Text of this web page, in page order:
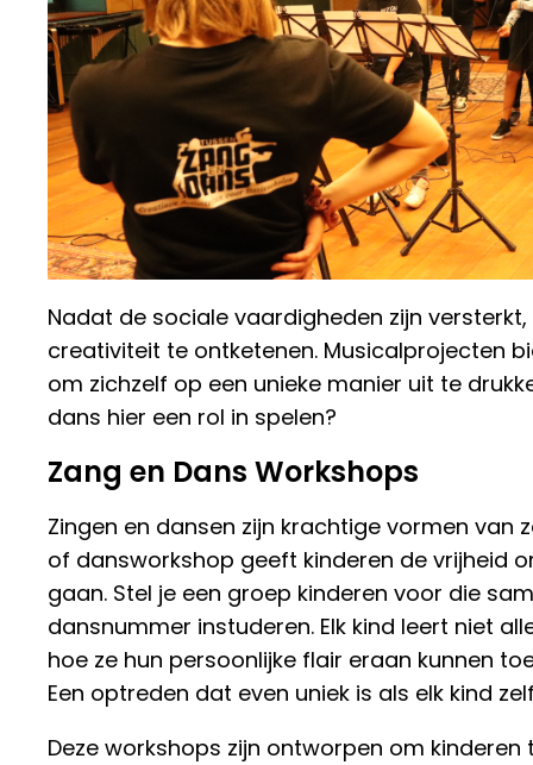
Nadat de sociale vaardigheden zijn
creativiteit te ontketenen. Musicalprojecten
om zichzelf op een unieke manier uit te
dans hier een rol in spelen?
Zang en Dans Workshops
Zingen en dansen zijn krachtige vormen van
of dansworkshop geeft kinderen de vrijheid
gaan. Stel je een groep kinderen voor die
dansnummer instuderen. Elk kind leert niet
hoe ze hun persoonlijke flair eraan kunnen
Een optreden dat even uniek is als elk kind
Deze workshops zijn ontworpen om kinderen